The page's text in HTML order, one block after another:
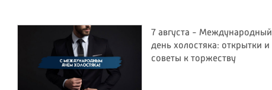
7 августа - Международный
день холостяка: открытки и
советы к торжеству